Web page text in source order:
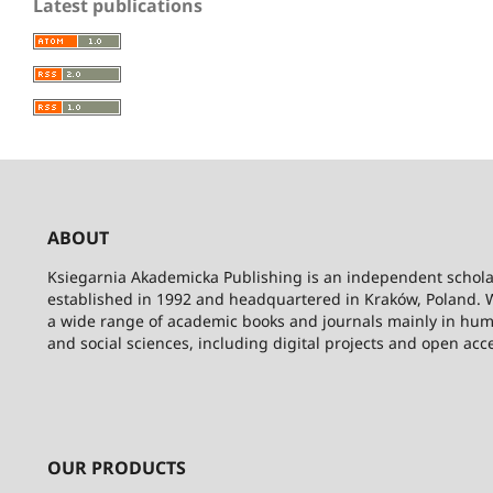
Latest publications
ABOUT
Ksiegarnia Akademicka Publishing is an independent
established in 1992 and headquartered in Kraków, Poland.
a wide range of academic books and journals mainly in
and social sciences, including digital projects and open
OUR PRODUCTS